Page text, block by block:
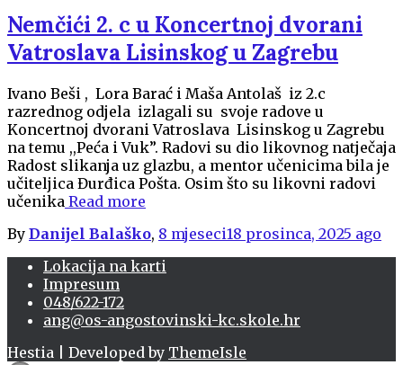
Nemčići 2. c u Koncertnoj dvorani
Vatroslava Lisinskog u Zagrebu
Ivano Beši , Lora Barać i Maša Antolaš iz 2.c
razrednog odjela izlagali su svoje radove u
Koncertnoj dvorani Vatroslava Lisinskog u Zagrebu
na temu ,,Peća i Vuk”. Radovi su dio likovnog natječaja
Radost slikanja uz glazbu, a mentor učenicima bila je
učiteljica Đurđica Pošta. Osim što su likovni radovi
učenika Read more
By Danijel Balaško, 8 mjeseci18 prosinca, 2025 ago
Lokacija na karti
Impresum
048/622-172
ang@os-angostovinski-kc.skole.hr
Hestia | Developed by ThemeIsle